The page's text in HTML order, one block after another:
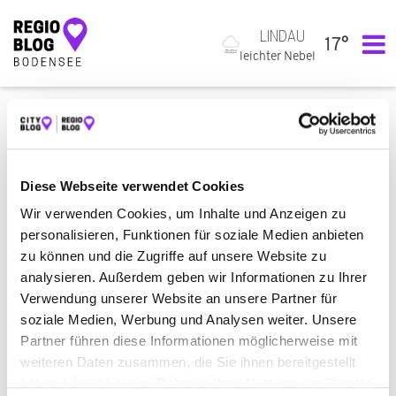
Diese Webseite verwendet Cookies
Wir verwenden Cookies, um Inhalte und Anzeigen zu
personalisieren, Funktionen für soziale Medien anbieten
zu können und die Zugriffe auf unsere Website zu
analysieren. Außerdem geben wir Informationen zu Ihrer
Verwendung unserer Website an unsere Partner für
soziale Medien, Werbung und Analysen weiter. Unsere
Partner führen diese Informationen möglicherweise mit
weiteren Daten zusammen, die Sie ihnen bereitgestellt
Hauptnavigation
LINDAU
leichter Nebel
17°
ALLE EINKAUFEN & SHOPPEN
STOFFGESCHÄFT
BEAUTY & WELLNESS
DAMEN- UND HERRENFRISEUR
BAUEN & WOHNEN
ZIMMERMANN
RECHT & GELD
RECHTSANWALT
SERVICE & DIENSTLEISTUNGEN
BESTATTUNGSINSTITUT
MÖBELHERSTELLER
RECHTSANWALT FÜR FAMILIENRECHT
ES WURDE NICHTS GEFUNDEN.